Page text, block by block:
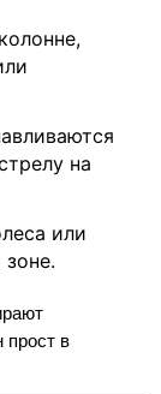
на
или
прост в